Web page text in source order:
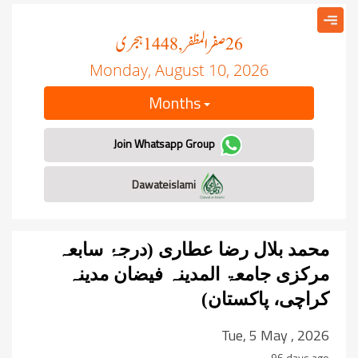
26صفر المظفر, 1448 ہجری
Monday, August 10, 2026
Months
Join Whatsapp Group
محمد بلال رضا عطاری (درجۂ سابعہ
مرکزی جامعۃ المدینہ فیضان مدینہ
کراچی، پاکستان)
Tue, 5 May , 2026